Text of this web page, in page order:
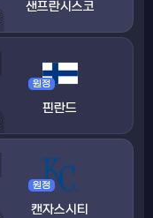
샌프란시스코
원정
핀란드
원정
캔자스시티